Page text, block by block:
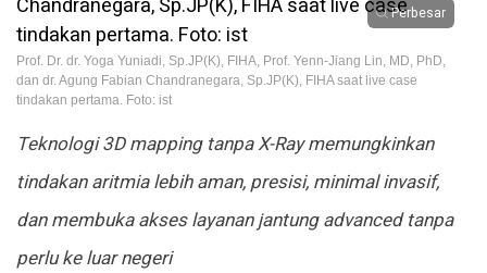
Perbesar
Prof. Dr. dr. Yoga Yuniadi, Sp.JP(K), FIHA, Prof. Yenn-Jiang Lin, MD, PhD,
dan dr. Agung Fabian Chandranegara, Sp.JP(K), FIHA saat live case
tindakan pertama. Foto: ist
Teknologi 3D mapping tanpa X-Ray memungkinkan
tindakan aritmia lebih aman, presisi, minimal invasif,
dan membuka akses layanan jantung advanced tanpa
perlu ke luar negeri